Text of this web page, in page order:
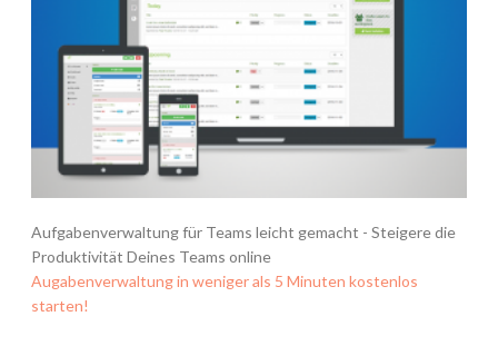
Aufgabenverwaltung für Teams leicht gemacht - Steigere die
Produktivität Deines Teams online
Augabenverwaltung in weniger als 5 Minuten kostenlos
starten!